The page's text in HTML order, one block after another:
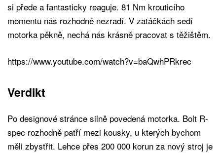
si přede a fantasticky reaguje. 81 Nm krouticího
momentu nás rozhodně nezradí. V zatáčkách sedí
motorka pěkně, nechá nás krásně pracovat s těžištěm.
https://www.youtube.com/watch?v=baQwhPRkrec
Verdikt
Po designové stránce silně povedená motorka. Bolt R-
spec rozhodně patří mezi kousky, u kterých bychom
měli zbystřit. Lehce přes 200 000 korun za nový stroj je